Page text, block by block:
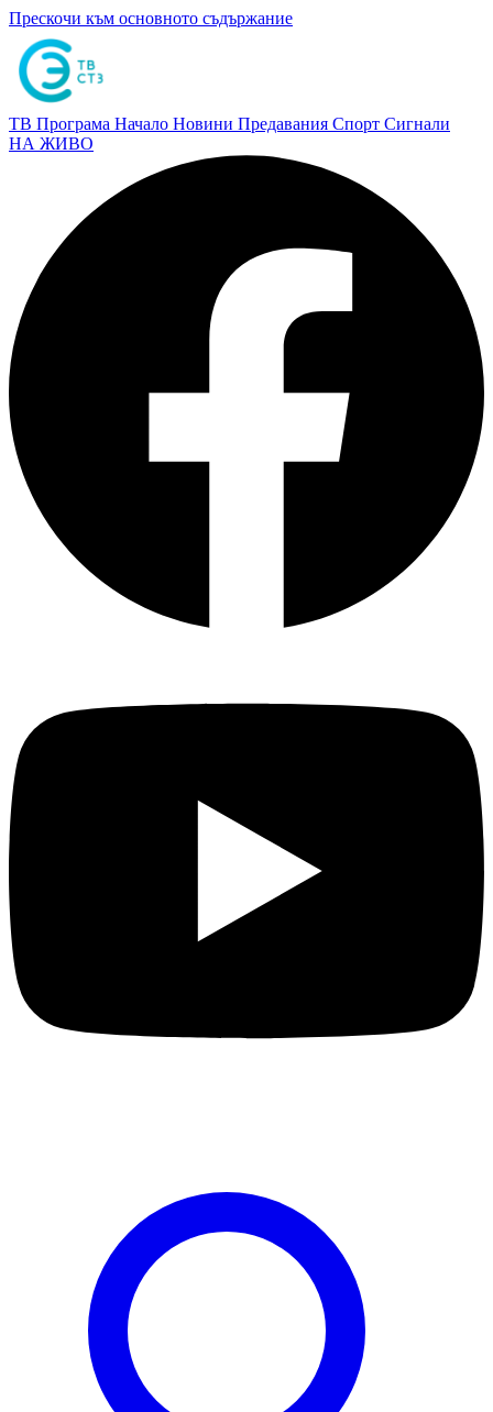
Прескочи към основното съдържание
ТВ Програма Начало Новини Предавания Спорт Сигнали
НА ЖИВО